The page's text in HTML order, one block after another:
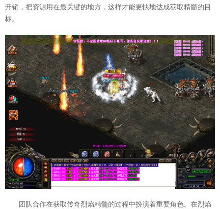
开销，把资源用在最关键的地方，这样才能更快地达成获取精髓的目
标。
团队合作在获取传奇烈焰精髓的过程中扮演着重要角色。在烈焰